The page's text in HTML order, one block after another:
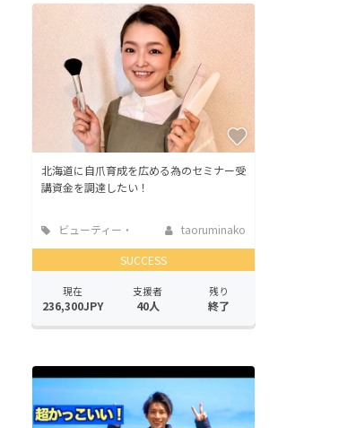
北海道に自爪育成を広める為のセミナー受
講資金を調達したい！
ビューティー・
ヘルスケア
taoruminako
SUCCESS
現在
236,300JPY
支援者
40人
残り
終了